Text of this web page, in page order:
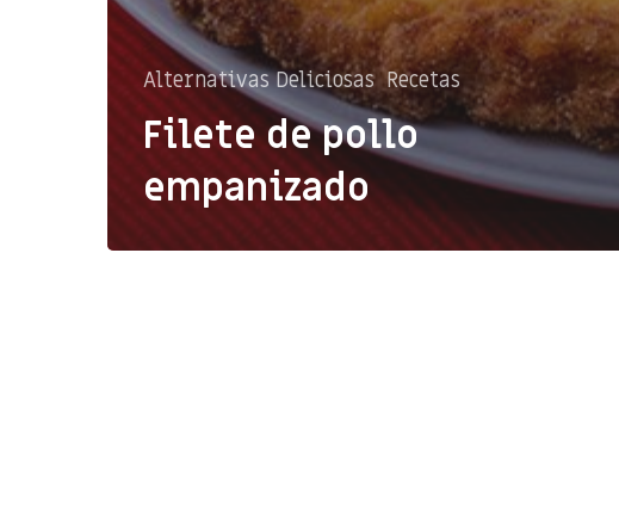
Alternativas Deliciosas Recetas
Filete de pollo
empanizado